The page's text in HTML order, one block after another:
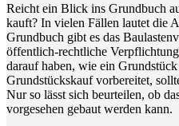
Reicht ein Blick ins Grundbuch
kauft? In vielen Fällen lautet die
Grundbuch gibt es das
öffentlich-rechtliche
darauf haben, wie ein
Grundstückskauf vorbereitet,
Nur so lässt sich beurteilen, ob
vorgesehen gebaut werden kann.